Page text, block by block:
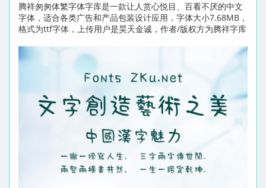
腾祥匆匆体繁字体字库是一款让人赏心悦目、百看不厌的中文
字体，适合各类广告和产品包装设计应用，字体大小7.68MB，
格式为ttf字体，上传用户是昊天金诚，作者/版权方为腾祥字库